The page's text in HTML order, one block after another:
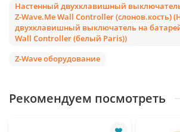
Настенный двухклавишный
Z-Wave.Me Wall Controller (слонов.кость)
двухклавишный выключатель на
Wall Controller (белый Paris))
Z-Wave оборудование
Рекомендуем посмотреть